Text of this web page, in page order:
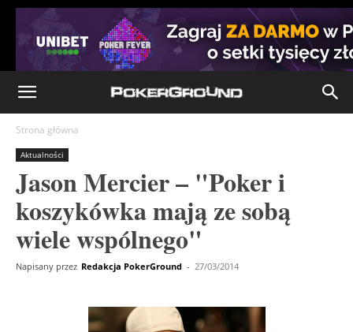
Strona główna
Aktualności
Jason Mercier – "Poker i
koszykówka mają ze sobą
wiele wspólnego"
Napisany przez Redakcja PokerGround - 27/03/2014